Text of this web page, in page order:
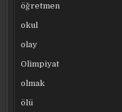
öğretmen
okul
olay
Olimpiyat
olmak
ölü